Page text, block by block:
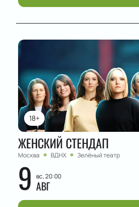
18+
ЖЕНСКИЙ СТЕНДАП
Москва ВДНХ Зелёный театр
9 вс, 20:00
АВГ